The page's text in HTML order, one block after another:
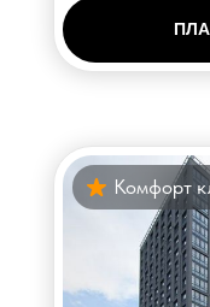
Комфорт